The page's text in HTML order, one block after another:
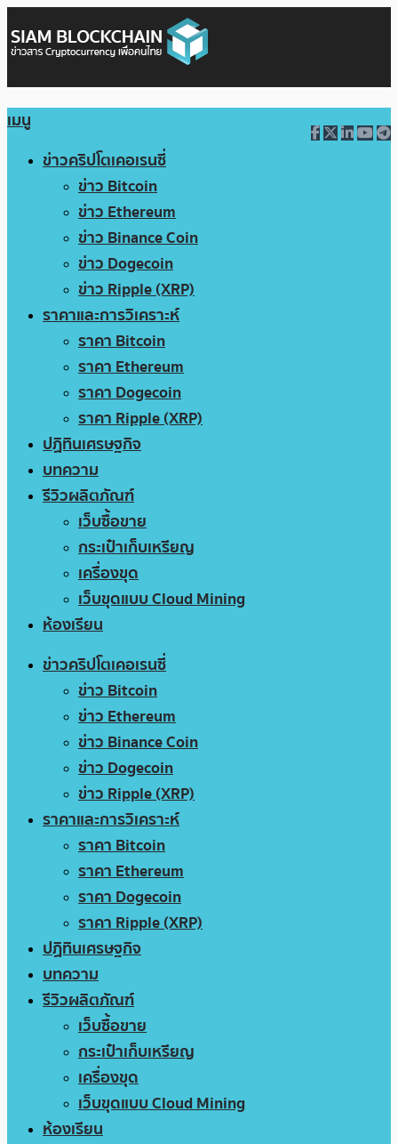
เมนู
ข่าวคริปโตเคอเรนซี่
ข่าว Bitcoin
ข่าว Ethereum
ข่าว Binance Coin
ข่าว Dogecoin
ข่าว Ripple (XRP)
ราคาและการวิเคราะห์
ราคา Bitcoin
ราคา Ethereum
ราคา Dogecoin
ราคา Ripple (XRP)
ปฏิทินเศรษฐกิจ
บทความ
รีวิวผลิตภัณฑ์
เว็บซื้อขาย
กระเป๋าเก็บเหรียญ
เครื่องขุด
เว็บขุดแบบ Cloud Mining
ห้องเรียน
ข่าวคริปโตเคอเรนซี่
ข่าว Bitcoin
ข่าว Ethereum
ข่าว Binance Coin
ข่าว Dogecoin
ข่าว Ripple (XRP)
ราคาและการวิเคราะห์
ราคา Bitcoin
ราคา Ethereum
ราคา Dogecoin
ราคา Ripple (XRP)
ปฏิทินเศรษฐกิจ
บทความ
รีวิวผลิตภัณฑ์
เว็บซื้อขาย
กระเป๋าเก็บเหรียญ
เครื่องขุด
เว็บขุดแบบ Cloud Mining
ห้องเรียน